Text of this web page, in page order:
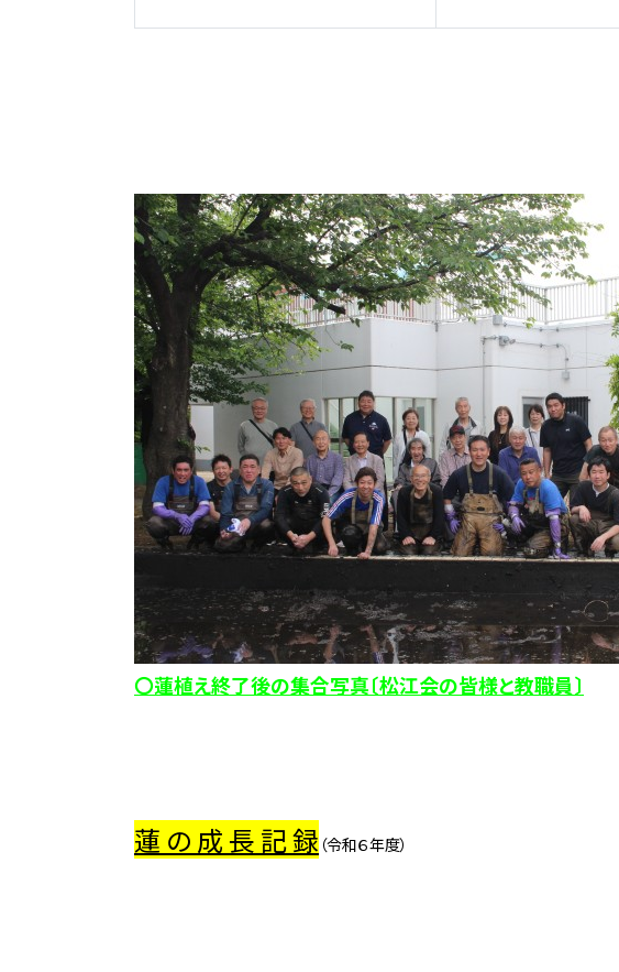
〇蓮植え終了後の集合写真〔松江会の皆様と教職員〕
蓮 の 成 長 記 録 （令和６年度）